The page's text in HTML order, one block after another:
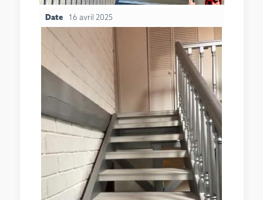
Date 16 avril 2025